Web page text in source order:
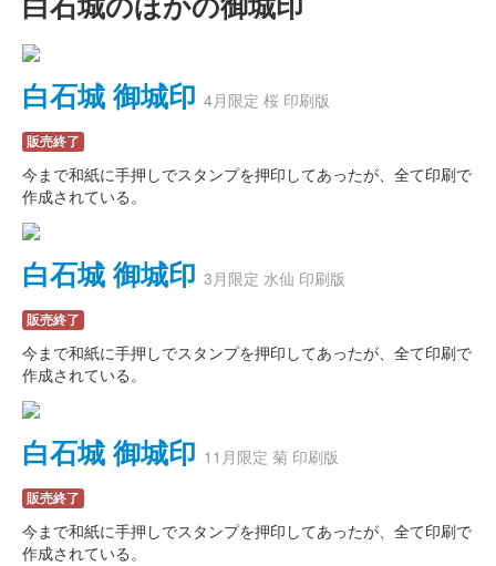
白石城 御城印 4月限定 桜 印刷版
販売終了
今まで和紙に手押しでスタンプを押印してあったが、全て印刷で
作成されている。
白石城 御城印 3月限定 水仙 印刷版
販売終了
今まで和紙に手押しでスタンプを押印してあったが、全て印刷で
作成されている。
白石城 御城印 11月限定 菊 印刷版
販売終了
今まで和紙に手押しでスタンプを押印してあったが、全て印刷で
作成されている。